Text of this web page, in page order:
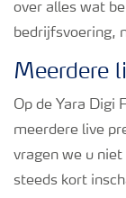
over alles wat
bedrijfsvoering,
Meerdere
Op de Yara Digi
meerdere live
vragen we u
steeds kort